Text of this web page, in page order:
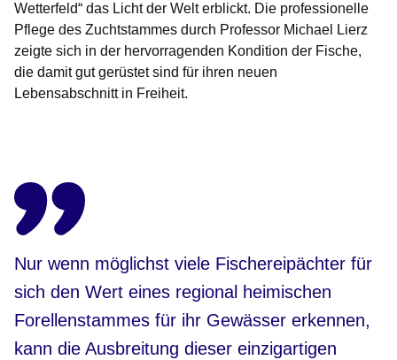
Wetterfeld“ das Licht der Welt erblickt. Die professionelle
Pflege des Zuchtstammes durch Professor Michael Lierz
zeigte sich in der hervorragenden Kondition der Fische,
die damit gut gerüstet sind für ihren neuen
Lebensabschnitt in Freiheit.
Nur wenn möglichst viele Fischereipächter für
sich den Wert eines regional heimischen
Forellenstammes für ihr Gewässer erkennen,
kann die Ausbreitung dieser einzigartigen